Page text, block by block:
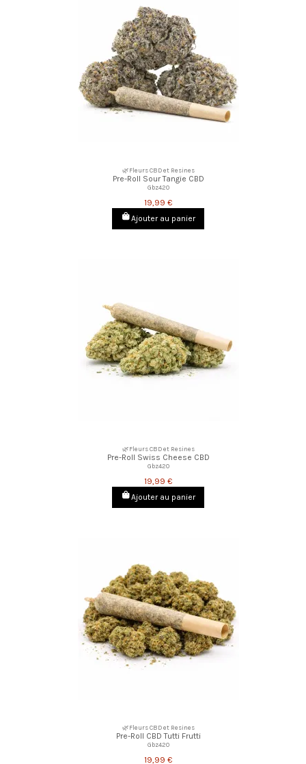
🌿Fleurs CBD et Resines
Pre-Roll Sour Tangie CBD
Gbz420
19,99 €
Ajouter au panier
🌿Fleurs CBD et Resines
Pre-Roll Swiss Cheese CBD
Gbz420
19,99 €
Ajouter au panier
🌿Fleurs CBD et Resines
Pre-Roll CBD Tutti Frutti
Gbz420
19,99 €